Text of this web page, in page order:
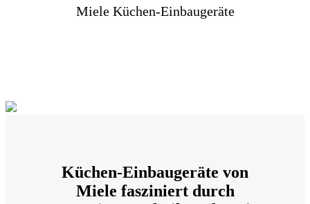
Miele Küchen-Einbaugeräte
Küchen-Einbaugeräte von
Miele fasziniert durch